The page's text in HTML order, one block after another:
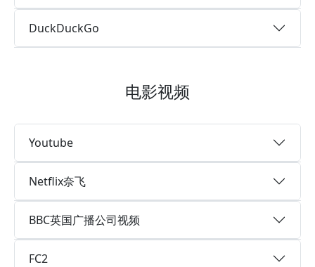
DuckDuckGo
电影视频
Youtube
Netflix奈飞
BBC英国广播公司视频
FC2